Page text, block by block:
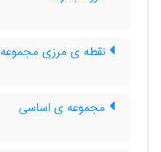
نقطه ی مرزی مجموعه
مجموعه ی اساسی